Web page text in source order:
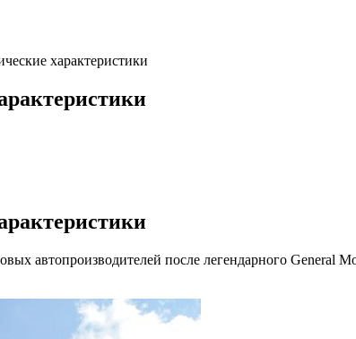
характеристики
после легендарного General